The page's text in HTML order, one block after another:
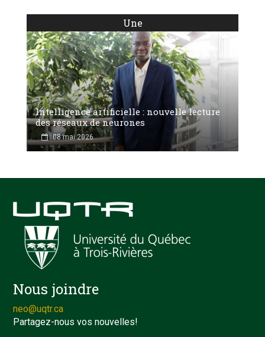
Une
Intelligence artificielle : nouvelle lecture
des réseaux de neurones
08 mai 2026
Nous joindre
neo@uqtr.ca
Partagez-nous vos nouvelles!